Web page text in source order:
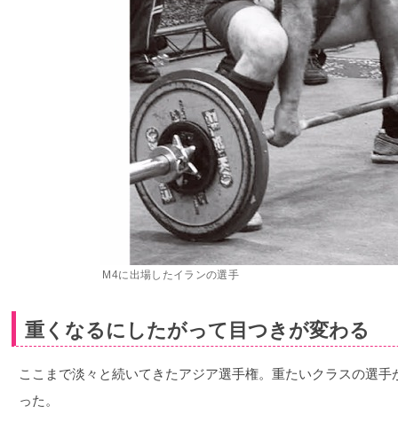
M4に出場したイランの選手
重くなるにしたがって目つきが変わる
ここまで淡々と続いてきたアジア選手権。重たいクラスの選
った。